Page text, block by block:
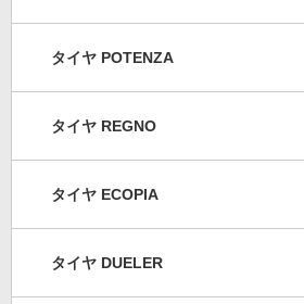
タイヤ POTENZA
タイヤ REGNO
タイヤ ECOPIA
タイヤ DUELER